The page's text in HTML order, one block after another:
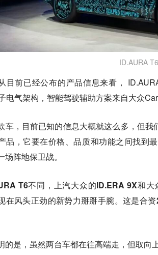
ID.AURA
目前已经公布的产品信息来看，
电气架构，智能驾驶辅助方案来自大众
车，目前已知的信息大概就这么多，但
品，它要在价格、品质和功能之间找到
场阵地保卫战。
T6不同，上汽大众的ID.ERA 9X和
在风头正劲的新势力掰掰手腕。这是合
的是，虽然两台车都在往高端走，但取向